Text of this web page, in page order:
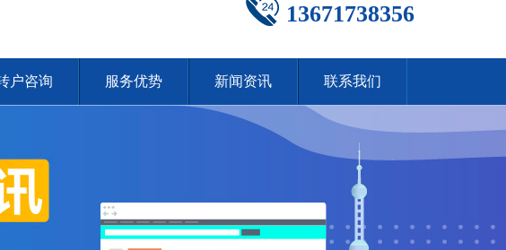
13671738356
户咨询 服务优势 新闻资讯 联系我们